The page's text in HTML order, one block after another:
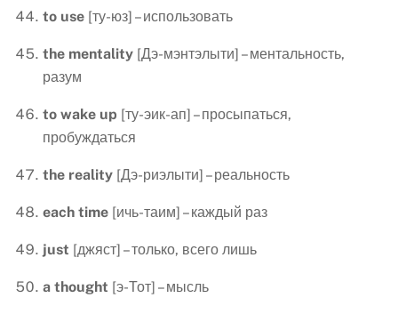
to use [ту-юз] – использовать
the mentality [Дэ-мэнтэлыти] – ментальность,
разум
to wake up [ту-эик-ап] – просыпаться,
пробуждаться
the reality [Дэ-риэлыти] – реальность
each time [ичь-таим] – каждый раз
just [джяст] – только, всего лишь
a thought [э-Тот] – мысль